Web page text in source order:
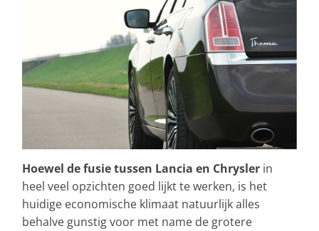
Hoewel de fusie tussen Lancia en Chrysler in
heel veel opzichten goed lijkt te werken, is het
huidige economische klimaat natuurlijk alles
behalve gunstig voor met name de grotere